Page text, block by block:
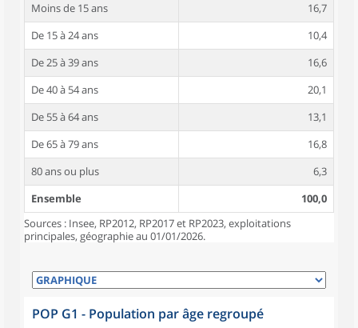
Moins de 15 ans
16,7
De 15 à 24 ans
10,4
De 25 à 39 ans
16,6
De 40 à 54 ans
20,1
De 55 à 64 ans
13,1
De 65 à 79 ans
16,8
80 ans ou plus
6,3
Ensemble
100,0
Sources : Insee, RP2012, RP2017 et RP2023, exploitations
principales, géographie au 01/01/2026.
POP G1 - Population par âge regroupé